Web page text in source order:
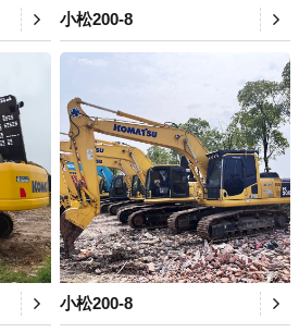
小松200-8
小松200-8